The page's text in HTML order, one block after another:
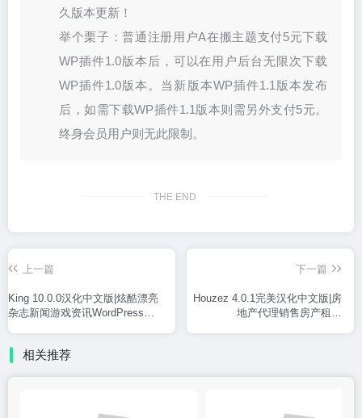
久版本更新！
举个栗子：普通注册用户A在搬主题支付5元下载
WP插件1.0版本后，可以在用户后台无限次下载
WP插件1.0版本。当新版本WP插件1.1版本发布
后，如需下载WP插件1.1版本则需另外支付5元。
终身会员用户则无此限制。
THE END
上一篇
King 10.0.0汉化中文版|炫酷漂亮
杂志新闻游戏资讯WordPress主
下一篇
Houzez 4.0.1完美汉化中文版|房
地产代理销售房产租赁
相关推荐